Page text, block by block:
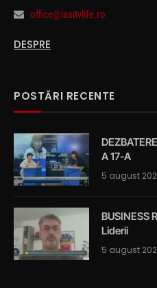
office@iasitvlife.ro
DESPRE
POSTĂRI RECENTE
A 17-A
5 august
BUSINESS
Liderii
5 august